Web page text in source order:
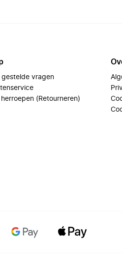
gestelde vragen
herroepen (Retourneren)